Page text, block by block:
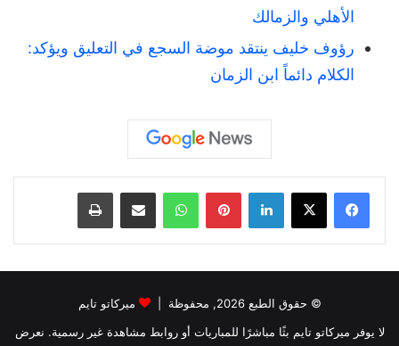
الأهلي والزمالك
رؤوف خليف ينتقد موضة السجع في التعليق ويؤكد:
الكلام دائماً ابن الزمان
لينكدإن بينتيريست واتساب
© حقوق الطبع 2026, محفوظة |
ميركاتو تايم
لا يوفر ميركاتو تايم بثًا مباشرًا للمباريات أو روابط مشاهدة غير رسمية. نعرض